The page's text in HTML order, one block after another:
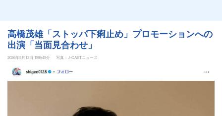
高橋茂雄「ストッパ下痢止め」プロモーションへの
出演「当面見合わせ」
2026年5月13日 19時45分 写真：J-CASTニュース